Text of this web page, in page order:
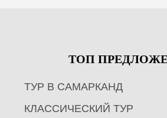
ТОП
ТУР В САМАРКАНД
КЛАССИЧЕСКИЙ ТУР